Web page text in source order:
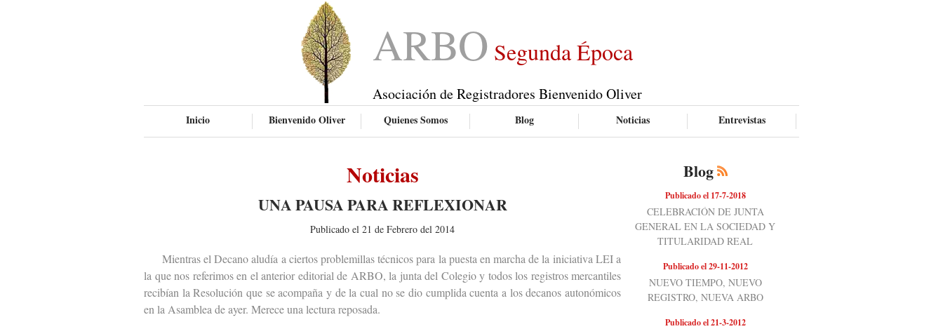
ARBO Segunda Época
Asociación de Registradores Bienvenido Oliver
Inicio Bienvenido Oliver Quienes Somos Blog Noticias Entrevistas
Noticias
UNA PAUSA PARA REFLEXIONAR
Publicado el 21 de Febrero del 2014
Mientras el Decano aludía a ciertos problemillas técnicos para la puesta en marcha de la iniciativa LEI a
la que nos referimos en el anterior editorial de ARBO, la junta del Colegio y todos los registros mercantiles
recibían la Resolución que se acompaña y de la cual no se dio cumplida cuenta a los decanos autonómicos
en la Asamblea de ayer. Merece una lectura reposada.
Blog
Publicado el 17-7-2018
CELEBRACIÓN DE JUNTA
GENERAL EN LA SOCIEDAD Y
TITULARIDAD REAL
Publicado el 29-11-2012
NUEVO TIEMPO, NUEVO
REGISTRO, NUEVA ARBO
Publicado el 21-3-2012